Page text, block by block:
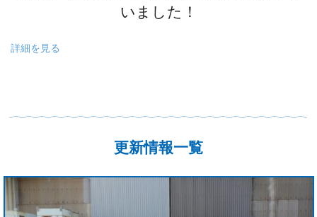
いました！
詳細を見る
更新情報一覧